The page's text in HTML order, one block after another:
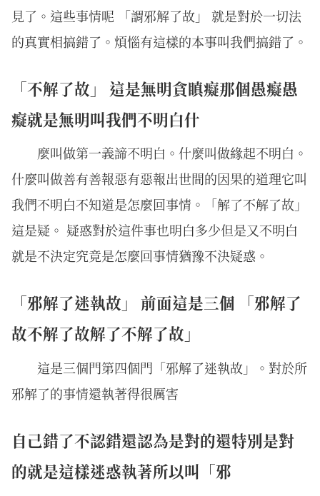
見了。這些事情呢 「謂邪解了故」 就是對於一切法
的真實相搞錯了。煩惱有這樣的本事叫我們搞錯了。
「不解了故」 這是無明貪瞋癡那個愚癡愚
癡就是無明叫我們不明白什
麼叫做第一義諦不明白。什麼叫做緣起不明白。
什麼叫做善有善報惡有惡報出世間的因果的道理它叫
我們不明白不知道是怎麼回事情。「解了不解了故」
這是疑。 疑惑對於這件事也明白多少但是又不明白
就是不決定究竟是怎麼回事情猶豫不決疑惑。
「邪解了迷執故」 前面這是三個 「邪解了
故不解了故解了不解了故」
這是三個門第四個門「邪解了迷執故」。對於所
邪解了的事情還執著得很厲害
自己錯了不認錯還認為是對的還特別是對
的就是這樣迷惑執著所以叫「邪